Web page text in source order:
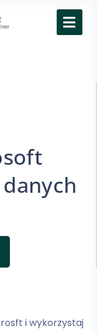
i wykorzystaj